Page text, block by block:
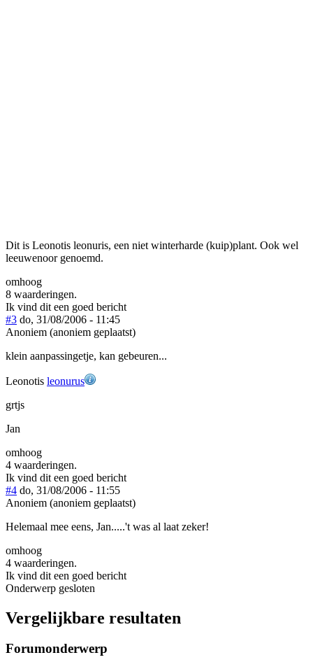
Dit is Leonotis leonuris, een niet winterharde (kuip)plant. Ook wel
leeuwenoor genoemd.
omhoog
8 waarderingen.
Ik vind dit een goed bericht
#3 do, 31/08/2006 - 11:45
Anoniem (anoniem geplaatst)
klein aanpassingetje, kan gebeuren...
Leonotis leonurus
grtjs
Jan
omhoog
4 waarderingen.
Ik vind dit een goed bericht
#4 do, 31/08/2006 - 11:55
Anoniem (anoniem geplaatst)
Helemaal mee eens, Jan.....'t was al laat zeker!
omhoog
4 waarderingen.
Ik vind dit een goed bericht
Onderwerp gesloten
Vergelijkbare resultaten
Forumonderwerp